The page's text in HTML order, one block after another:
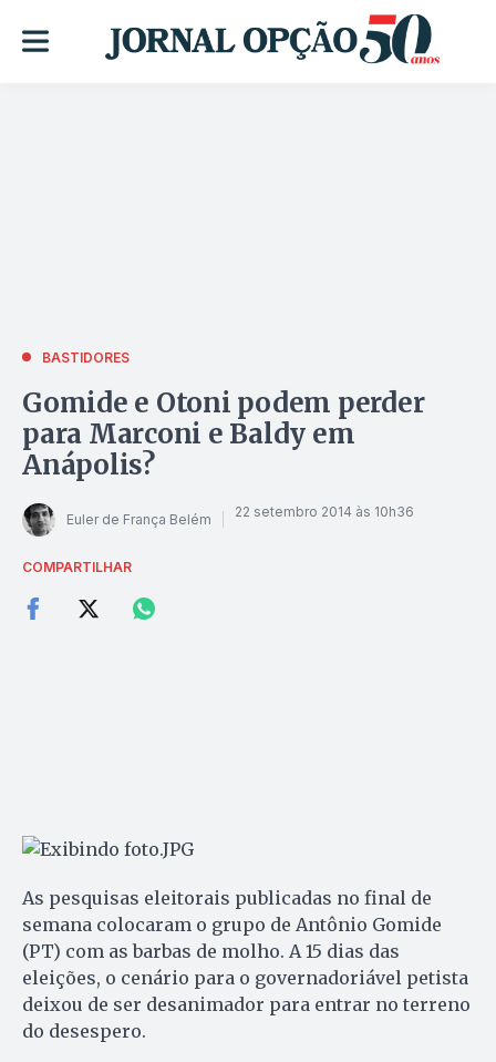
BASTIDORES
Gomide e Otoni podem perder
para Marconi e Baldy em
Anápolis?
Euler de França Belém 22 setembro 2014 às 10h36
COMPARTILHAR
As pesquisas eleitorais publicadas no final de
semana colocaram o grupo de Antônio Gomide
(PT) com as barbas de molho. A 15 dias das
eleições, o cenário para o governadoriável petista
deixou de ser desanimador para entrar no terreno
do desespero.